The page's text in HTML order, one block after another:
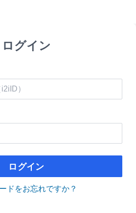
ログイン
ログイン
ドをお忘れですか？